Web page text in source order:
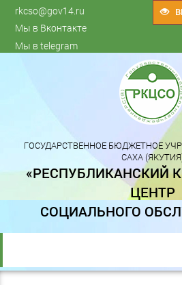
rkcso@gov14.ru
Мы в Вконтакте
Мы в telegram
ГОСУДАРСТВЕННОЕ БЮДЖЕТНОЕ
САХА
«РЕСПУБЛИКАНСКИЙ
ЦЕНТР
СОЦИАЛЬНОГО